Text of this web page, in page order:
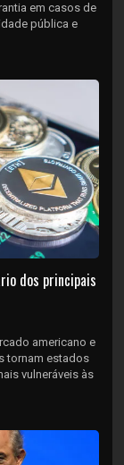
em casos de
pública e
dos principais
americano e
tornam estados
vulneráveis às